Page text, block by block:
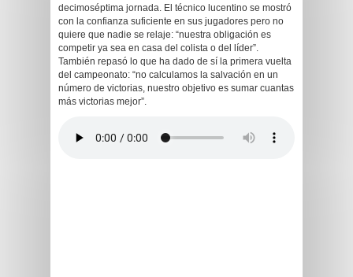
decimoséptima jornada. El técnico lucentino se mostró
con la confianza suficiente en sus jugadores pero no
quiere que nadie se relaje: “nuestra obligación es
competir ya sea en casa del colista o del líder”.
También repasó lo que ha dado de sí la primera vuelta
del campeonato: “no calculamos la salvación en un
número de victorias, nuestro objetivo es sumar cuantas
más victorias mejor”.